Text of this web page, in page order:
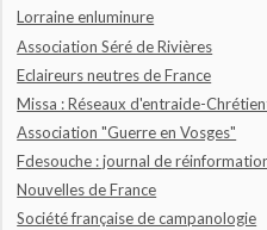
Lorraine enluminure
Association Séré de Rivières
Eclaireurs neutres de France
Missa : Réseaux d'entraide-
Association "Guerre en Vosges"
Fdesouche : journal de
Nouvelles de France
Société française de campanologie